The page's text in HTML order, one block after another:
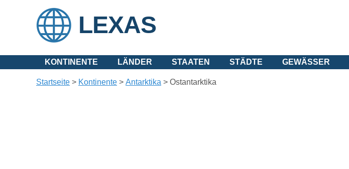
LEXAS
KONTINENTE LÄNDER STAATEN STÄDTE GEWÄSSER
Startseite > Kontinente > Antarktika > Ostantarktika